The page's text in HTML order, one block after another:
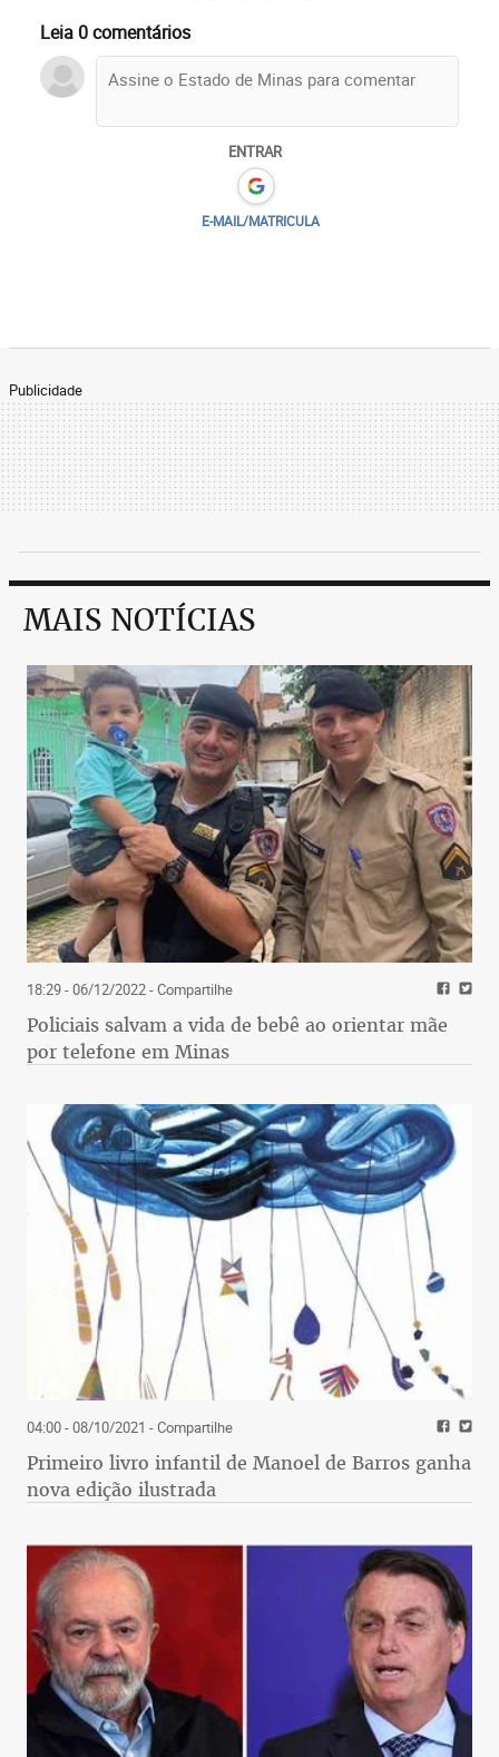
Leia 0 comentários
ENTRAR
E-MAIL/MATRICULA
Publicidade
MAIS NOTÍCIAS
18:29 - 06/12/2022- Compartilhe
Policiais salvam a vida de bebê ao orientar mãe
por telefone em Minas
04:00 - 08/10/2021 - Compartilhe
Primeiro livro infantil de Manoel de Barros ganha
nova edição ilustrada